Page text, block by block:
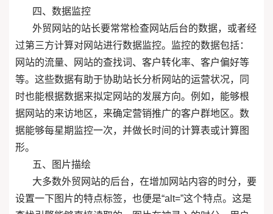
四、数据监控
外贸网站的站长要常常检查网站后台的数据，或者经
过第三方计算对网站进行数据监控。监控的数据包括：
网站的流量、网站的查找词、客户转化率、客户偏好等
等。这些数据有助于协助站长分析网站的运营状况，同
时也能根据数据来拟定网站的发展方向。例如，能够根
据网站的来访地区，来确定营销推广的客户群地区。数
据能够每星期监控一次，并做长时间的计算表或计算图
形。
五、图片描绘
大多数外贸网站的后台，在增加网站内容的时分，要
设置一下图片的特点标签，也便是“alt=”这个特点。这是